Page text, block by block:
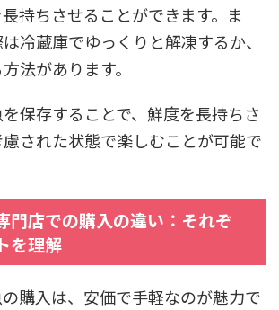
持ちさせることができます。ま
冷蔵庫でゆっくりと解凍するか、
法があります。
保存することで、鮮度を長持ちさ
された状態で楽しむことが可能で
門店での購入の違い：それぞ
を理解
購入は、安価で手軽なのが魅力で